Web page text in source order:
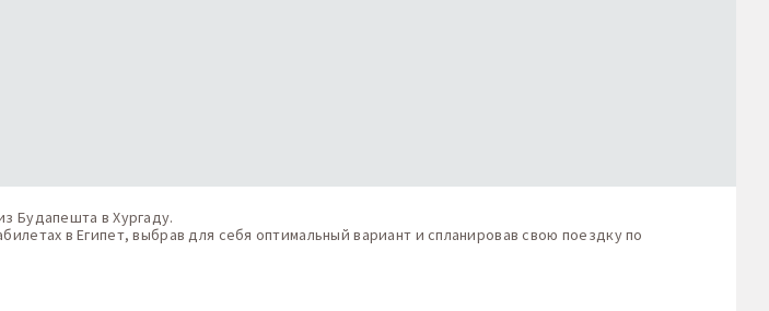
Будапешта в Хургаду.
в Египет, выбрав для себя оптимальный вариант и спланировав свою поездку по